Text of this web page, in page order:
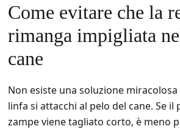
Come evitare che la
rimanga impigliata
cane
Non esiste una soluzione
linfa si attacchi al pelo del cane. Se
zampe viene tagliato corto, è meno